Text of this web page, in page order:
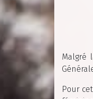
Malgré
Pour